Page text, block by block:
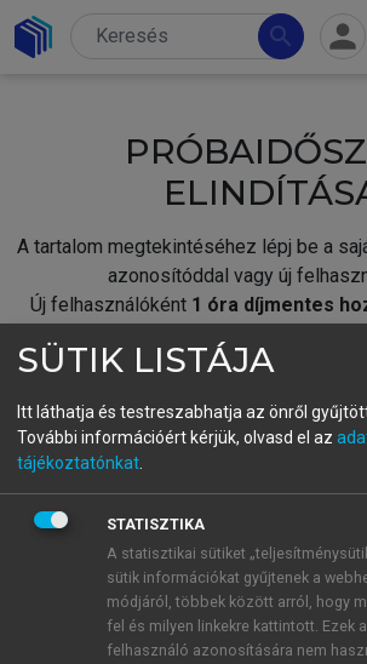
search person
A tartalom megtekintéséhez lépj be a
azonosítóddal vagy új
Új felhasználóként 1 óra díjmentes
fiókoddal,vagy hozz létre
A regisztráció után apróbaidőszak
BELÉPÉS SAJÁT FIÓKKAL
ÚJ FIÓK LÉTREHOZÁSA
1 óra díjmentes hozzáférés
SÜTIK LISTÁJA
Itt láthatja és testreszabhatja az önről
További információért kérjük, olvasd el az
tájékoztatónkat
STATISZTIKA
A statisztikai sütiket
sütik információkat gyűjtenek a
módjáról, többek között arról, hogy
fel és milyen linkekre kattintott. Ezek
felhasználó azonosítására nem